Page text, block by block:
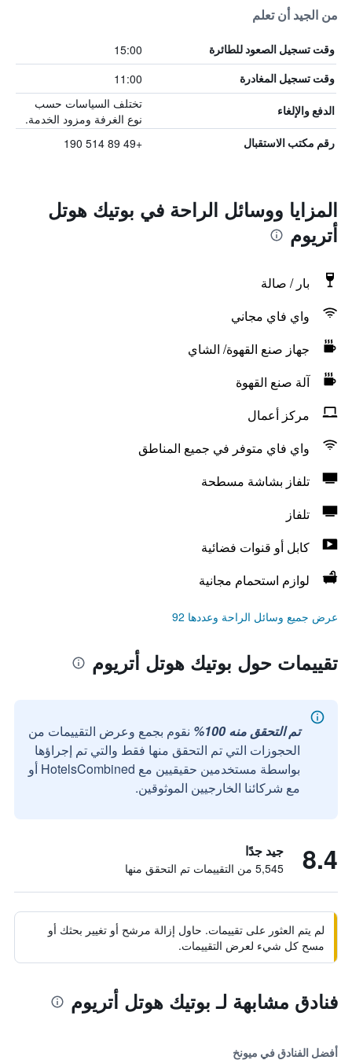
من الجيد أن تعلم
وقت تسجيل الصعود للطائرة 15:00
وقت تسجيل المغادرة 11:00
الدفع والإلغاء
تختلف السياسات حسب
نوع الغرفة ومزود الخدمة.
رقم مكتب الاستقبال +49 89 514 190
المزايا ووسائل الراحة في بوتيك هوتل
أتريوم
بار / صالة
واي فاي مجاني
جهاز صنع القهوة/ الشاي
آلة صنع القهوة
مركز أعمال
واي فاي متوفر في جميع المناطق
تلفاز بشاشة مسطحة
تلفاز
كابل أو قنوات فضائية
لوازم استحمام مجانية
عرض جميع وسائل الراحة وعددها 92
تقييمات حول بوتيك هوتل أتريوم
تم التحقق منه 100%
نقوم بجمع وعرض التقييمات من
الحجوزات التي تم التحقق منها فقط والتي تم إجراؤها
بواسطة مستخدمين حقيقيين مع HotelsCombined أو
مع شركائنا الخارجيين الموثوقين.
8.4 جيد جدًا
5,545 من التقييمات تم التحقق منها
لم يتم العثور على تقييمات. حاول إزالة مرشح أو تغيير بحثك أو
مسح كل شيء لعرض التقييمات.
فنادق مشابهة لـ بوتيك هوتل أتريوم
أفضل الفنادق في ميونخ